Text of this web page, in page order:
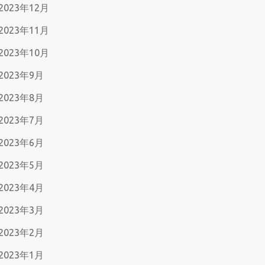
年12月
年11月
年10月
年9月
年8月
年7月
年6月
年5月
年4月
年3月
年2月
年1月